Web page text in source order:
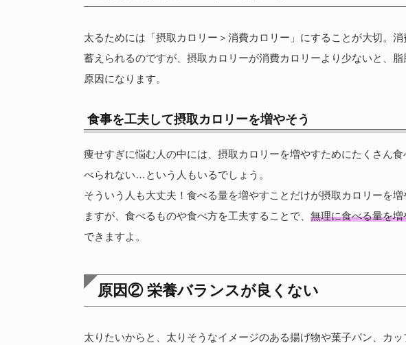
太るためには「摂取カロリー＞消費カロリー」にすることが大切。
蓄えられるのですが、摂取カロリーが消費カロリーより少ないと、
原因になります。
食事を工夫して摂取カロリーを増やそう
痩せすぎに悩む人の中には、摂取カロリーを増やすためにたくさん
べられない…という人もいるでしょう。
そういう人も大丈夫！食べる量を増やすことだけが摂取カロリーを
ますが、食べるものや食べ方を工夫することで、 無理に食べる量を
できますよ。
原因② 栄養バランスが良くない
太りたいからと、太りそうなイメージのある揚げ物や菓子パン、カ